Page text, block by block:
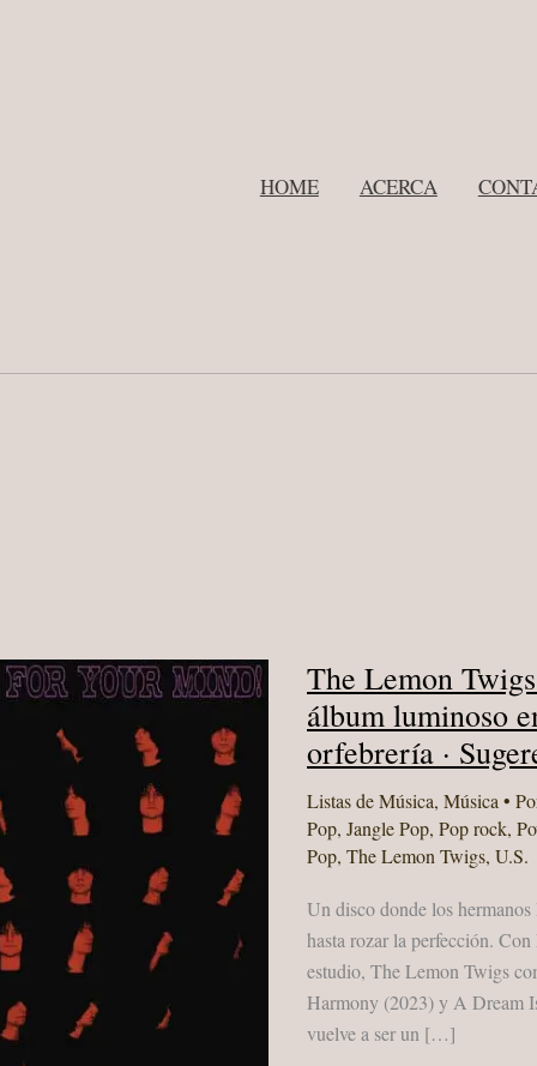
HOME ACERCA
The Lemon
álbum luminoso
orfebrería ·
Listas de Música, Música•
Pop, Jangle Pop, Pop rock,
Pop, The Lemon Twigs, U.S.
Un disco donde los
hasta rozar la perfección.
estudio, The Lemon Twigs
Harmony (2023) y A Dream
vuelve a ser un […]